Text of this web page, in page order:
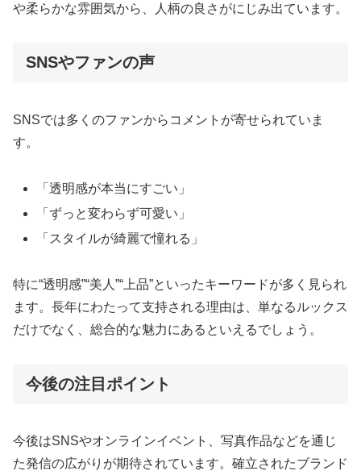
や柔らかな雰囲気から、人柄の良さがにじみ出ています。
SNSやファンの声
SNSでは多くのファンからコメントが寄せられていま
す。
「透明感が本当にすごい」
「ずっと変わらず可愛い」
「スタイルが綺麗で憧れる」
特に“透明感”“美人”“上品”といったキーワードが多く見られ
ます。長年にわたって支持される理由は、単なるルックス
だけでなく、総合的な魅力にあるといえるでしょう。
今後の注目ポイント
今後はSNSやオンラインイベント、写真作品などを通じ
た発信の広がりが期待されています。確立されたブランド